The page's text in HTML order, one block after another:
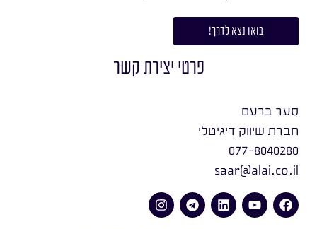
בואו נצא לדרך!
פרטי יצירת קשר
סער ברעם
חברת שיווק דיגיטלי
077-8040280
saar@alai.co.il